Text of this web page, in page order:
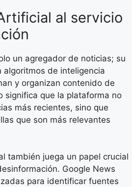
al servicio
un agregador de noticias; su
algoritmos de inteligencia
y organizan contenido de
significa que la plataforma no
más recientes, sino que
que son más relevantes
también juega un papel crucial
Google News
para identificar fuentes